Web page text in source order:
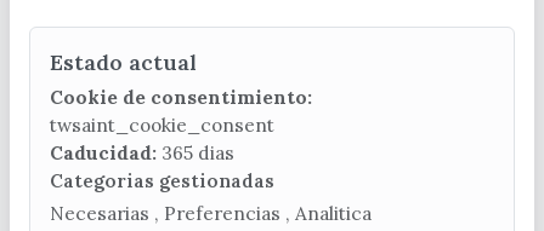
CONTACTA CON LA OFICINA DE TURISMO
(+34) 952 541 104
turismo@velezmalaga.es
C/ Poniente, 2. CP 29740 - Torre del Mar
Estado actual
Cookie de consentimiento:
twsaint_cookie_consent
Caducidad: 365 dias
Categorias gestionadas
Necesarias , Preferencias , Analitica